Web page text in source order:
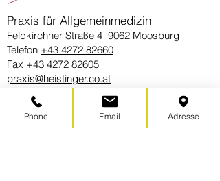
Praxis für Allgemeinmedizin
Feldkirchner Straße 4 9062 Moosburg
Telefon +43 4272 82660
Fax +43 4272 82605
praxis@heistinger.co.at
ÖFFNUNGSZEITEN
Phone Email Adresse